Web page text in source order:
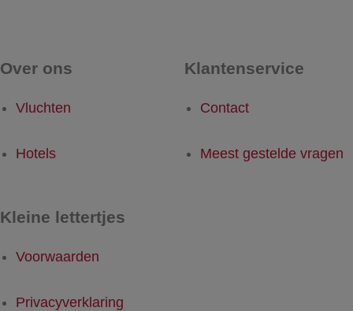
Over ons
Vluchten
Hotels
Klantenservice
Contact
Meest gestelde vragen
Kleine lettertjes
Voorwaarden
Privacyverklaring